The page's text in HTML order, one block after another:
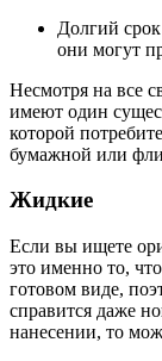
Долгий
они могут
Несмотря на все
имеют один
которой
бумажной или
Жидкие
Если вы ищете
это именно то,
готовом виде,
справится даже
нанесении, то